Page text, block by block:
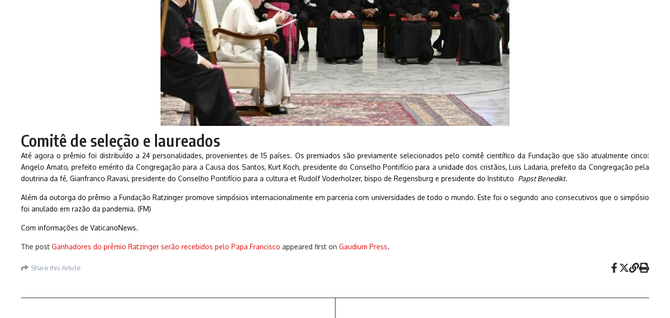
Comitê de seleção e laureados
Até agora o prêmio foi distribuído a 24 personalidades, provenientes de 15 países. Os premiados são previamente selecionados pelo comitê científico da Fundação que são atualmente cinco:
Angelo Amato, prefeito emérito da Congregação para a Causa dos Santos, Kurt Koch, presidente do Conselho Pontifício para a unidade dos cristãos, Luis Ladaria, prefeito da Congregação pela
doutrina da fé, Gianfranco Ravasi, presidente do Conselho Pontifício para a cultura et Rudolf Voderholzer, bispo de Regensburg e presidente do Instituto Papst Benedikt.
Além da outorga do prêmio a Fundação Ratzinger promove simpósios internacionalmente em parceria com universidades de todo o mundo. Este foi o segundo ano consecutivos que o simpósio
foi anulado em razão da pandemia. (FM)
Com informações de VaticanoNews.
The post Ganhadores do prêmio Ratzinger serão recebidos pelo Papa Francisco appeared first on Gaudium Press.
Share this Article